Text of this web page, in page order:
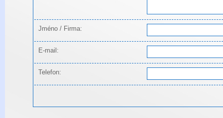
Jméno / Firma:
E-mail:
Telefon: